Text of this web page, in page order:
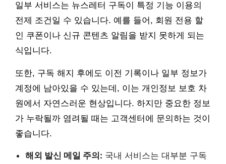
일부 서비스는 뉴스레터 구독이 특정 기능 이용의
전제 조건일 수 있습니다. 예를 들어, 회원 전용 할
인 쿠폰이나 신규 콘텐츠 알림을 받지 못하게 되는
식입니다.
또한, 구독 해지 후에도 이전 기록이나 일부 정보가
계정에 남아있을 수 있는데, 이는 개인정보 보호 차
원에서 자연스러운 현상입니다. 하지만 중요한 정보
가 누락될까 염려될 때는 고객센터에 문의하는 것이
좋습니다.
해외 발신 메일 주의: 국내 서비스는 대부분 구독